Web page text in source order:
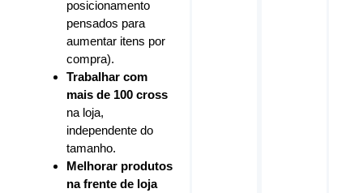
posicionamento
pensados para
aumentar itens por
compra).
Trabalhar com
mais de 100 cross
na loja,
independente do
tamanho.
Melhorar produtos
na frente de loja